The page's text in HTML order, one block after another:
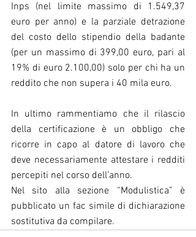
Inps (nel limite massimo di 1.549,37
euro per anno) e la parziale detrazione
del costo dello stipendio della badante
(per un massimo di 399,00 euro, pari al
19% di euro 2.100,00) solo per chi ha un
reddito che non supera i 40 mila euro.
In ultimo rammentiamo che il rilascio
della certificazione è un obbligo che
ricorre in capo al datore di lavoro che
deve necessariamente attestare i redditi
percepiti nel corso dell’anno.
Nel sito alla sezione “Modulistica” è
pubblicato un fac simile di dichiarazione
sostitutiva da compilare.